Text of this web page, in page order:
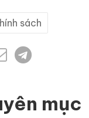
sách
mục